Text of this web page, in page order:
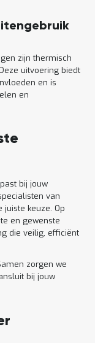
zijn thermisch
uitvoering biedt
en is
en
bij jouw
van
keuze. Op
en gewenste
die veilig, efficiënt
zorgen we
bij jouw